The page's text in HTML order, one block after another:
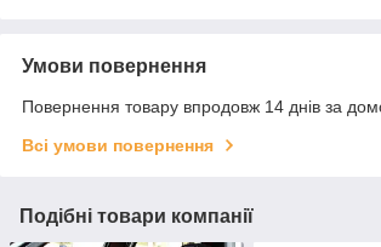
Умови повернення
Повернення товару впродовж 14 днів за
Всі умови повернення
Подібні товари компанії